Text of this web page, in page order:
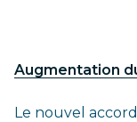
Augmentation
Le nouvel